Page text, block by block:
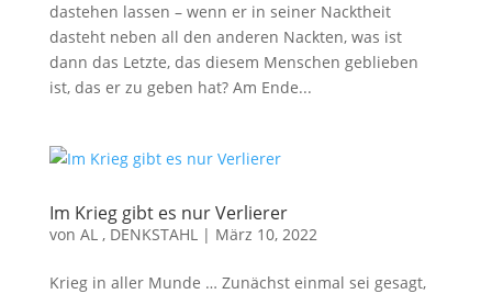
dastehen lassen – wenn er in seiner Nacktheit
dasteht neben all den anderen Nackten, was ist
dann das Letzte, das diesem Menschen geblieben
ist, das er zu geben hat? Am Ende...
Im Krieg gibt es nur Verlierer
von AL , DENKSTAHL| März 10, 2022
Krieg in aller Munde … Zunächst einmal sei gesagt,